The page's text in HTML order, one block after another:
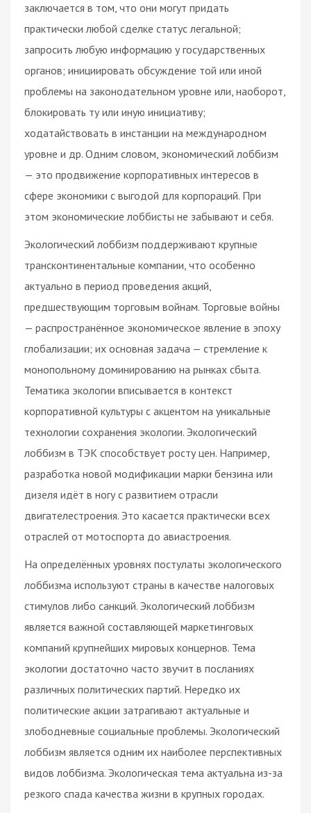
заключается в том, что они могут придать
практически любой сделке статус легальной;
запросить любую информацию у государственных
органов; инициировать обсуждение той или иной
проблемы на законодательном уровне или, наоборот,
блокировать ту или иную инициативу;
ходатайствовать в инстанции на международном
уровне и др. Одним словом, экономический лоббизм
— это продвижение корпоративных интересов в
сфере экономики с выгодой для корпораций. При
этом экономические лоббисты не забывают и себя.
Экологический лоббизм поддерживают крупные
трансконтинентальные компании, что особенно
актуально в период проведения акций,
предшествующим торговым войнам. Торговые войны
— распространённое экономическое явление в эпоху
глобализации; их основная задача — стремление к
монопольному доминированию на рынках сбыта.
Тематика экологии вписывается в контекст
корпоративной культуры с акцентом на уникальные
технологии сохранения экологии. Экологический
лоббизм в ТЭК способствует росту цен. Например,
разработка новой модификации марки бензина или
дизеля идёт в ногу с развитием отрасли
двигателестроения. Это касается практически всех
отраслей от мотоспорта до авиастроения.
На определённых уровнях постулаты экологического
лоббизма используют страны в качестве налоговых
стимулов либо санкций. Экологический лоббизм
является важной составляющей маркетинговых
компаний крупнейших мировых концернов. Тема
экологии достаточно часто звучит в посланиях
различных политических партий. Нередко их
политические акции затрагивают актуальные и
злободневные социальные проблемы. Экологический
лоббизм является одним их наиболее перспективных
видов лоббизма. Экологическая тема актуальна из-за
резкого спада качества жизни в крупных городах.